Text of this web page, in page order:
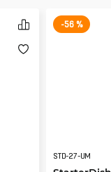
-56 %
STD-27-UM